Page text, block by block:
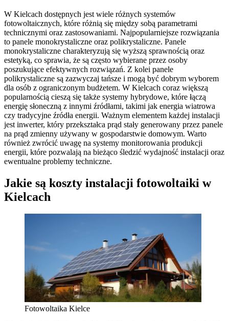
W Kielcach dostępnych jest wiele różnych systemów
fotowoltaicznych, które różnią się między sobą parametrami
technicznymi oraz zastosowaniami. Najpopularniejsze rozwiązania
to panele monokrystaliczne oraz polikrystaliczne. Panele
monokrystaliczne charakteryzują się wyższą sprawnością oraz
estetyką, co sprawia, że są często wybierane przez osoby
poszukujące efektywnych rozwiązań. Z kolei panele
polikrystaliczne są zazwyczaj tańsze i mogą być dobrym wyborem
dla osób z ograniczonym budżetem. W Kielcach coraz większą
popularnością cieszą się także systemy hybrydowe, które łączą
energię słoneczną z innymi źródłami, takimi jak energia wiatrowa
czy tradycyjne źródła energii. Ważnym elementem każdej instalacji
jest inwerter, który przekształca prąd stały generowany przez panele
na prąd zmienny używany w gospodarstwie domowym. Warto
również zwrócić uwagę na systemy monitorowania produkcji
energii, które pozwalają na bieżąco śledzić wydajność instalacji oraz
ewentualne problemy techniczne.
Jakie są koszty instalacji fotowoltaiki w
Kielcach
Fotowoltaika Kielce